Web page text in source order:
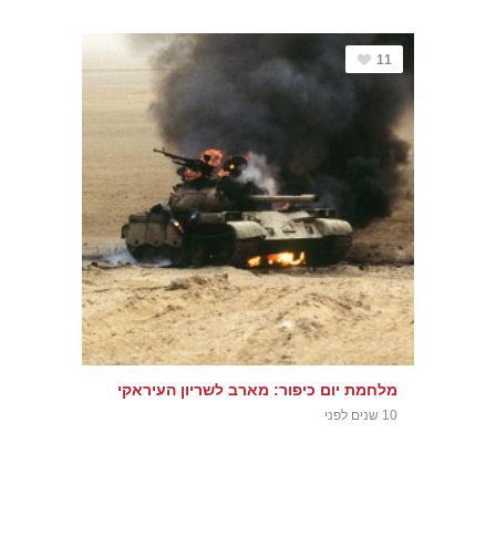
11
מלחמת יום כיפור: מארב לשריון העיראקי
10 שנים לפני